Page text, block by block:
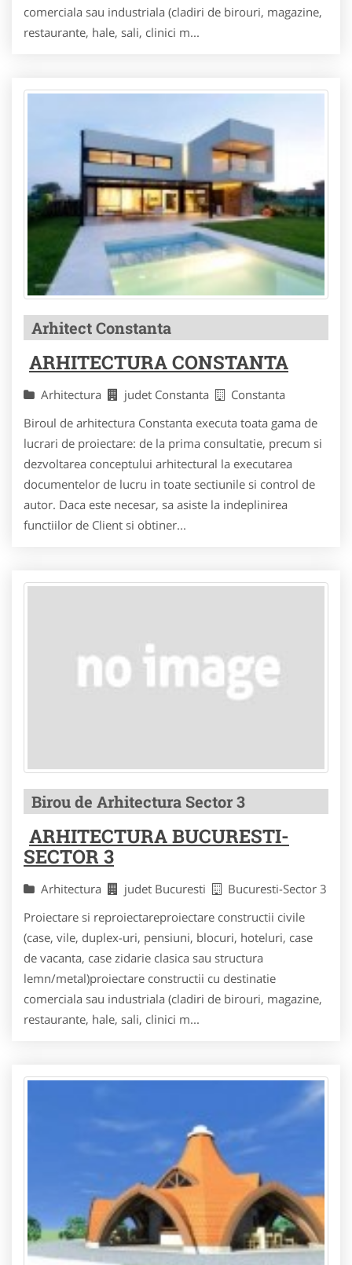
comerciala sau industriala (cladiri de birouri, magazine,
restaurante, hale, sali, clinici m...
Arhitect Constanta
ARHITECTURA CONSTANTA
Arhitectura judet Constanta
Constanta
Biroul de arhitectura Constanta executa toata gama de
lucrari de proiectare: de la prima consultatie, precum si
dezvoltarea conceptului arhitectural la executarea
documentelor de lucru in toate sectiunile si control de
autor. Daca este necesar, sa asiste la indeplinirea
functiilor de Client si obtiner...
Birou de Arhitectura Sector 3
ARHITECTURA BUCURESTI-
SECTOR 3
Arhitectura judet Bucuresti
Bucuresti-Sector 3
Proiectare si reproiectareproiectare constructii civile
(case, vile, duplex-uri, pensiuni, blocuri, hoteluri, case
de vacanta, case zidarie clasica sau structura
lemn/metal)proiectare constructii cu destinatie
comerciala sau industriala (cladiri de birouri, magazine,
restaurante, hale, sali, clinici m...